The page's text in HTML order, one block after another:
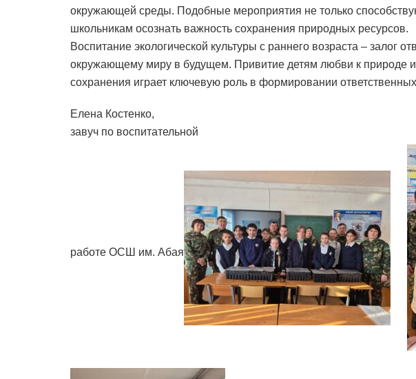
окружающей среды. Подобные мероприятия не только
школьникам осознать важность сохранения природных ресурсов.
Воспитание экологической культуры с раннего возраста – залог
окружающему миру в будущем. Привитие детям любви к природе
сохранения играет ключевую роль в формировании
Елена Костенко,
завуч по воспитательной
работе ОСШ им. Абая